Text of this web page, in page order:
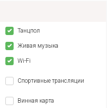
Танцпол
Живая музыка
Wi-Fi
Спортивные трансляции
Винная карта